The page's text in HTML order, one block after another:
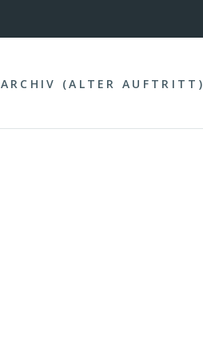
ARCHIV (ALTER AUFTRITT)